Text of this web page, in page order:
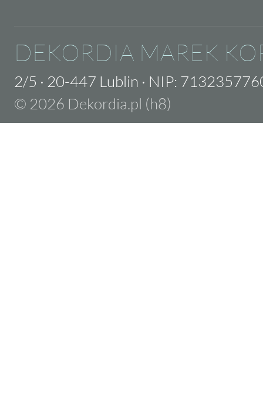
DEKORDIA MAREK
2/5 · 20-447 Lublin · NIP:
© 2026 Dekordia.pl (h8)